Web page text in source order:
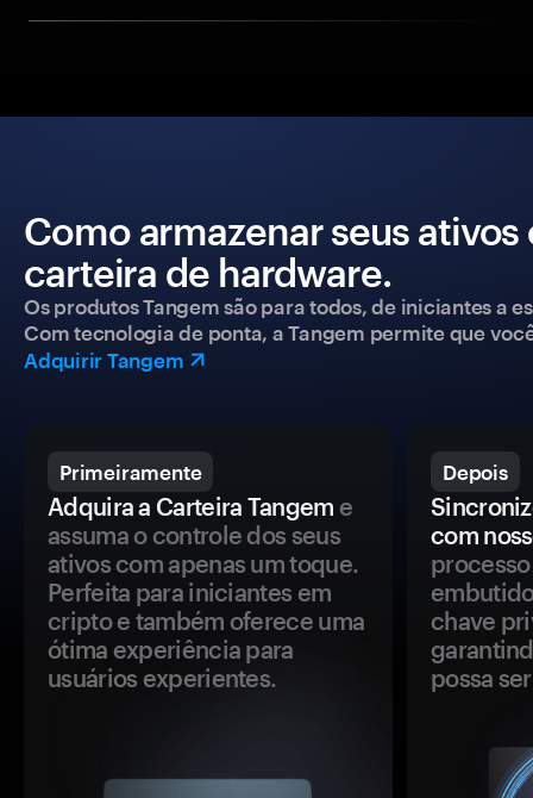
Como armazenar seus
carteira de hardware.
Os produtos Tangem são para todos, de iniciantes a
Com tecnologia de ponta, a Tangem permite que
Adquirir Tangem
Primeiramente
Adquira a Carteira Tangem e
assuma o controle dos seus
ativos com apenas um toque.
Perfeita para iniciantes em
cripto e também oferece uma
ótima experiência para
usuários experientes.
Depois
com
chave
possa